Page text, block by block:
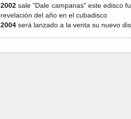
2002 sale "Dale campanas" este edisco
revelación del año en el cubadisco
2004 será lanzado a la venta su nuevo